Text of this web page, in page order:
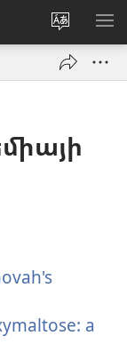
Փոխել
կայքի
լեզուն
a